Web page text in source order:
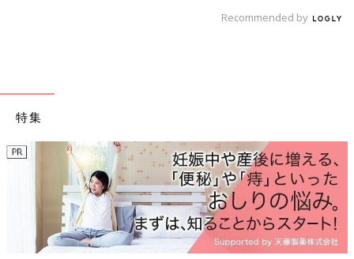
Recommended by
特集